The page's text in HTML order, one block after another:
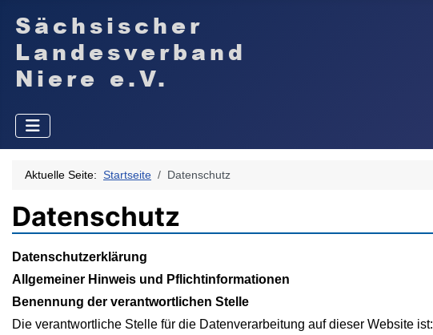
Aktuelle Seite: Startseite Datenschutz
Datenschutz
Datenschutzerklärung
Allgemeiner Hinweis und Pflichtinformationen
Benennung der verantwortlichen Stelle
Die verantwortliche Stelle für die Datenverarbeitung auf dieser Website ist: